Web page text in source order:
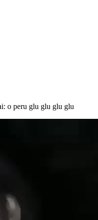
o peru glu glu glu glu